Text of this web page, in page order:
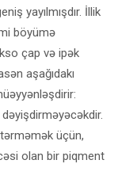
yayılmışdır. İllik
böyümə
çap və ipək
aşağıdakı
dəyişdirməyəcəkdir.
üçün,
olan bir piqment